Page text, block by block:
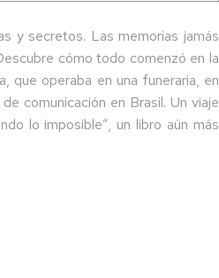
y secretos. Las memorias jamás
cómo todo comenzó en la
que operaba en una funeraria, en
comunicación en Brasil. Un viaje
lo imposible”, un libro aún más